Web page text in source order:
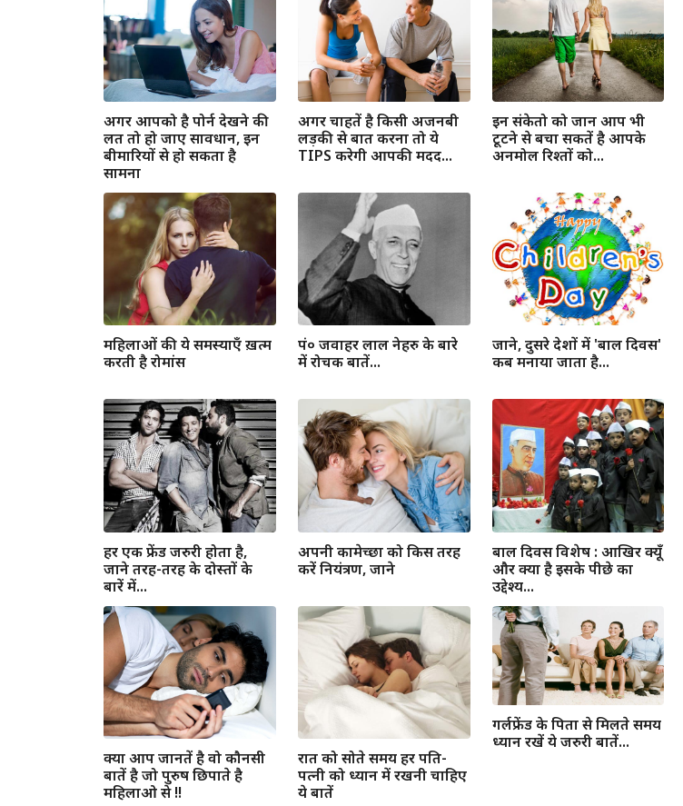
अगर आपको है पोर्न देखने की
लत तो हो जाए सावधान, इन
बीमारियों से हो सकता है
सामना
अगर चाहतें है किसी अजनबी
लड़की से बात करना तो ये
TIPS करेगी आपकी मदद...
इन संकेतो को जान आप भी
टूटने से बचा सकतें है आपके
अनमोल रिश्तों को...
महिलाओं की ये समस्याएँ ख़त्म
करती है रोमांस
पं० जवाहर लाल नेहरु के बारे
में रोचक बातें...
जाने, दुसरे देशों में 'बाल दिवस'
कब मनाया जाता है...
हर एक फ्रेंड जरुरी होता है,
जाने तरह-तरह के दोस्तों के
बारें में...
अपनी कामेच्छा को किस तरह
करें नियंत्रण, जाने
बाल दिवस विशेष : आखिर क्यूँ
और क्या है इसके पीछे का
उद्देश्य...
क्या आप जानतें है वो कौनसी
बातें है जो पुरुष छिपाते है
महिलाओ से !!
रात को सोते समय हर पति-
पत्नी को ध्यान में रखनी चाहिए
ये बातें
गर्लफ्रेंड के पिता से मिलते समय
ध्यान रखें ये जरुरी बातें...